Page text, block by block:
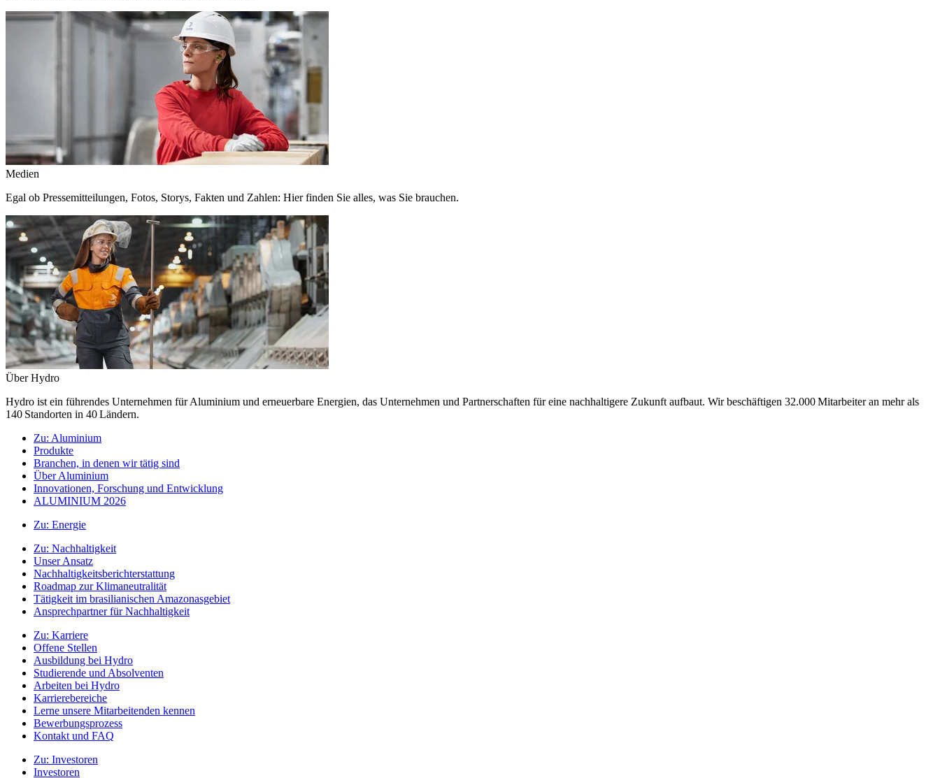
Medien
Egal ob Pressemitteilungen, Fotos, Storys, Fakten und Zahlen: Hier finden Sie alles, was Sie brauchen.
Über Hydro
Hydro ist ein führendes Unternehmen für Aluminium und erneuerbare Energien, das Unternehmen und Partnerschaften für eine nachhaltigere Zukunft aufbaut. Wir beschäftigen 32.000 Mitarbeiter an mehr als
140 Standorten in 40 Ländern.
Zu: Aluminium
Produkte
Branchen, in denen wir tätig sind
Über Aluminium
Innovationen, Forschung und Entwicklung
ALUMINIUM 2026
Zu: Energie
Zu: Nachhaltigkeit
Unser Ansatz
Nachhaltigkeitsberichterstattung
Roadmap zur Klimaneutralität
Tätigkeit im brasilianischen Amazonasgebiet
Ansprechpartner für Nachhaltigkeit
Zu: Karriere
Offene Stellen
Ausbildung bei Hydro
Studierende und Absolventen
Arbeiten bei Hydro
Karrierebereiche
Lerne unsere Mitarbeitenden kennen
Bewerbungsprozess
Kontakt und FAQ
Zu: Investoren
Investoren